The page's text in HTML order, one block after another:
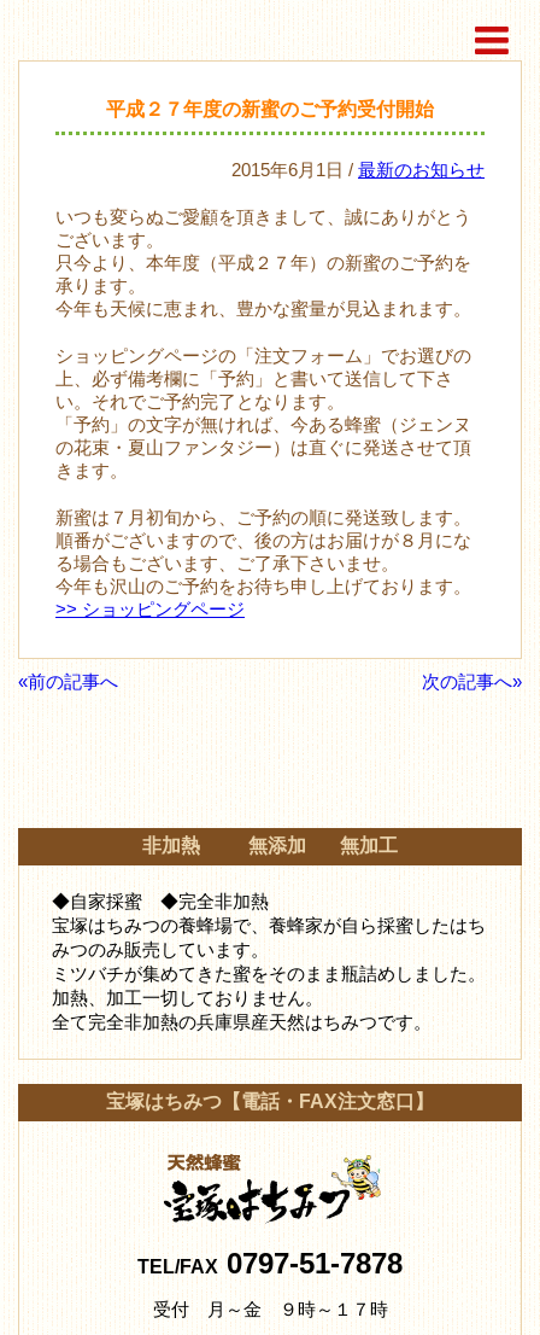
平成２７年度の新蜜のご予約受付開始
2015年6月1日 / 最新のお知らせ
いつも変らぬご愛顧を頂きまして、誠にありがとう
ございます。
只今より、本年度（平成２７年）の新蜜のご予約を
承ります。
今年も天候に恵まれ、豊かな蜜量が見込まれます。
ショッピングページの「注文フォーム」でお選びの
上、必ず備考欄に「予約」と書いて送信して下さ
い。それでご予約完了となります。
「予約」の文字が無ければ、今ある蜂蜜（ジェンヌ
の花束・夏山ファンタジー）は直ぐに発送させて頂
きます。
新蜜は７月初旬から、ご予約の順に発送致します。
順番がございますので、後の方はお届けが８月にな
る場合もございます、ご了承下さいませ。
今年も沢山のご予約をお待ち申し上げております。
>> ショッピングページ
«前の記事へ 次の記事へ»
非加熱 無添加 無加工
◆自家採蜜 ◆完全非加熱
宝塚はちみつの養蜂場で、養蜂家が自ら採蜜したはち
みつのみ販売しています。
ミツバチが集めてきた蜜をそのまま瓶詰めしました。
加熱、加工一切しておりません。
全て完全非加熱の兵庫県産天然はちみつです。
宝塚はちみつ【電話・FAX注文窓口】
TEL/FAX0797-51-7878
受付 月～金 ９時～１７時